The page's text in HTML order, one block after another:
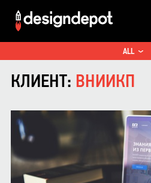
ALL
ИНТЕРАКТИВ
КЛИЕНТ: ВНИИКП